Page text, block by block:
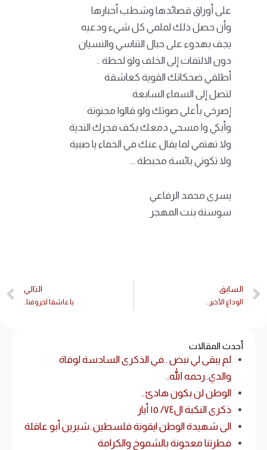
أحدث المقالات
لم يبقى لي نبض ..في الذكرى السادسة لوفاة
والدي..رحمه الله..
الوطن لن بكون هادئ..
ذكرى النكبة ال٧٤/ ١٥ أيار
الى شهيدة الوطن ايقونة فلسطين..شيرين أبو عاقلة
فطرتنا معجونة بالشموخ والكرامة
على أوراق قصائدها وشطب أحبارها
وأن حصل ذلك لملمي كل شيء ودعيه
يجف بهدوء على حبال التناسي والنسيان
دون الالتفات إلى الخلف ولو لحظة ..
أطلقي ضحكاتك القوية كعاشقة
لتصل إلى السماء السابعة
إصرخي بأعلى صوتك ولو قالوا مجنونة
وأبكي وا مسحي دمعك بكف فجرك الندية
ولا تهتمي لما يقال عنك في الخفاء يا صبية
ولا تكوني بائسة محبطة …
يسرى محمد الرفاعي
سوسنة بنت المهجر
السابق
الوداع الأخير…
التالي
يا عاشقا لحروفنا..